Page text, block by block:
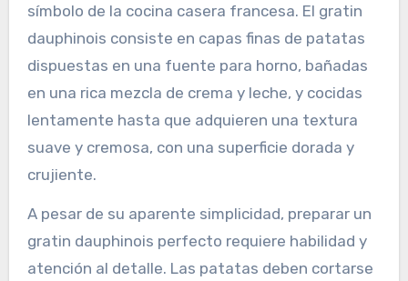
símbolo de la cocina casera francesa. El gratin
dauphinois consiste en capas finas de patatas
dispuestas en una fuente para horno, bañadas
en una rica mezcla de crema y leche, y cocidas
lentamente hasta que adquieren una textura
suave y cremosa, con una superficie dorada y
crujiente.
A pesar de su aparente simplicidad, preparar un
gratin dauphinois perfecto requiere habilidad y
atención al detalle. Las patatas deben cortarse